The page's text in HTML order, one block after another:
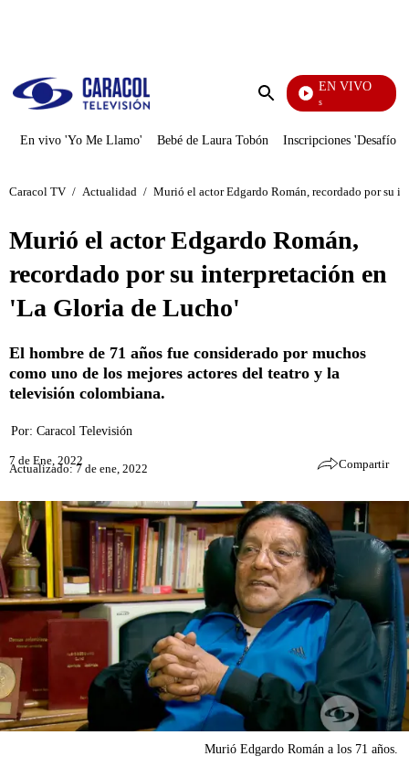
Enviar
EN VIVO
También Caerás
En vivo 'Yo Me Llamo' Bebé de Laura Tobón Inscripciones 'Desafío'
Caracol TV / Actualidad / Murió el actor Edgardo Román, recordado por su
Murió el actor Edgardo Román,
recordado por su interpretación en
'La Gloria de Lucho'
El hombre de 71 años fue considerado por muchos
como uno de los mejores actores del teatro y la
televisión colombiana.
Por: Caracol Televisión
7 de Ene, 2022
Actualizado: 7 de ene, 2022 Compartir
Murió Edgardo Román a los 71 años.